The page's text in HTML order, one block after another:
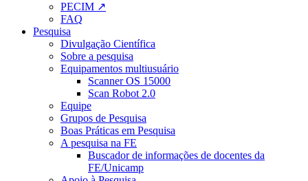
PECIM ↗
FAQ
Pesquisa
Divulgação Científica
Sobre a pesquisa
Equipamentos multiusuário
Scanner OS 15000
Scan Robot 2.0
Equipe
Grupos de Pesquisa
Boas Práticas em Pesquisa
A pesquisa na FE
Buscador de informações de docentes da
FE/Unicamp